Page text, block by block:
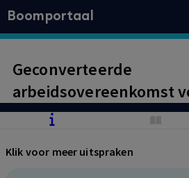
Boomportaal
Geconverteerde
arbeidsovereenkomst
bepaalde tijd in
worden beschouwd als
Klik voor meer uitspraken